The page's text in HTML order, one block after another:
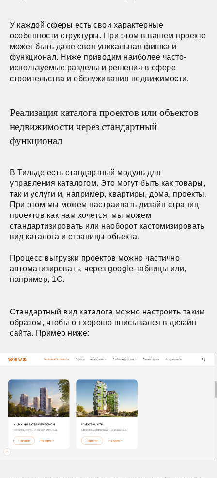
У каждой сферы есть свои характерные
особенности структуры. При этом в вашем проекте
может быть даже своя уникальная фишка и
функционал. Ниже приводим наиболее часто-
используемые разделы и решения в сфере
строительства и обслуживания недвижимости.
Реализация каталога проектов или объектов
недвижимости через стандартный
функционал
В Тильде есть стандартный модуль для
управления каталогом. Это могут быть как товары,
так и услуги и, например, квартиры, дома, проекты.
При этом мы можем настраивать дизайн страниц
проектов как нам хочется, мы можем
стандартизировать или наоборот кастомизировать
вид каталога и страницы объекта.
Процесс выгрузки проектов можно частично
автоматизировать, через google-таблицы или,
например, 1C.
Стандартный вид каталога можно настроить таким
образом, чтобы он хорошо вписывался в дизайн
сайта. Пример ниже: